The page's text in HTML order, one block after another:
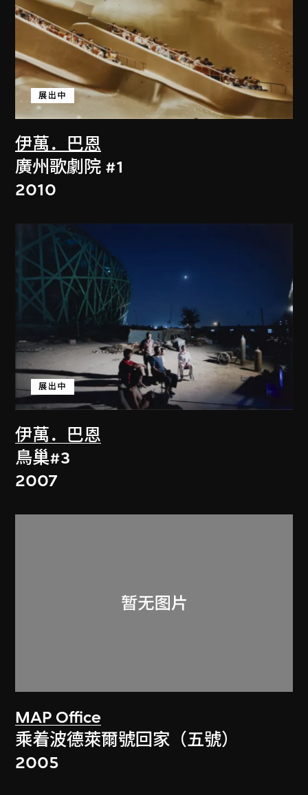
伊萬．巴恩
展出中
廣州歌劇院 #1
2010
伊萬．巴恩
展出中
鳥巢#3
2007
MAP Office
乘着波德萊爾號回家（五號）
2005